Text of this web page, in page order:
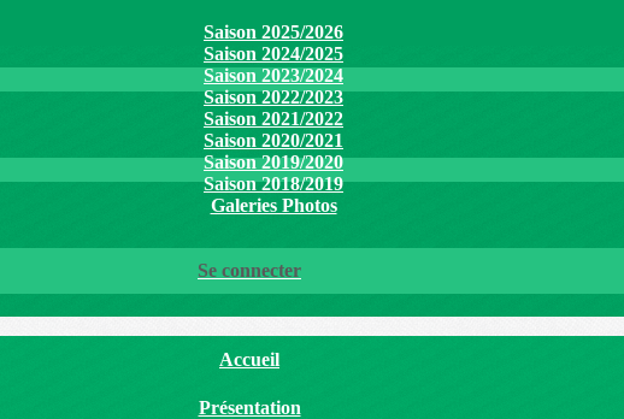
Saison 2025/2026
Saison 2024/2025
Saison 2023/2024
Saison 2022/2023
Saison 2021/2022
Saison 2020/2021
Saison 2019/2020
Saison 2018/2019
Galeries Photos
Se connecter
Accueil
Présentation